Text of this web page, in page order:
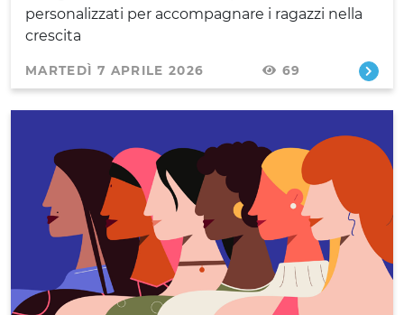
personalizzati per accompagnare i ragazzi nella
crescita
MARTEDÌ 7 APRILE 2026 69